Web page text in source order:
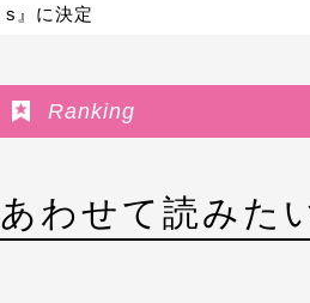
s』に決定
Ranking
あわせて読みた